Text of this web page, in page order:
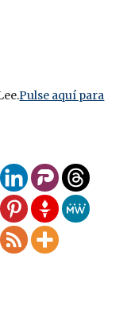
Pulse aquí para